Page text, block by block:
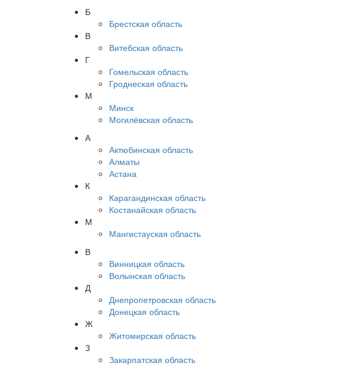
Б
Брестская область
В
Витебская область
Г
Гомельская область
Гроднеская область
М
Минск
Могилёвская область
А
Актюбинская область
Алматы
Астана
К
Карагандинская область
Костанайская область
М
Мангистауская область
В
Винницкая область
Волынская область
Д
Днепропетровская область
Донецкая область
Ж
Житомирская область
З
Закарпатская область